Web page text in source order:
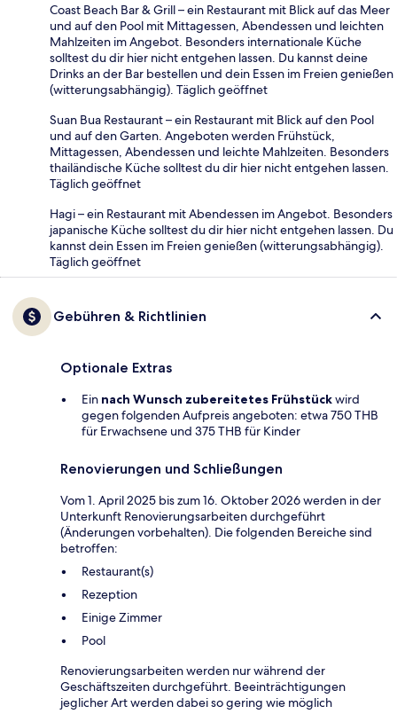
Coast Beach Bar & Grill – ein Restaurant mit Blick auf das Meer
und auf den Pool mit Mittagessen, Abendessen und leichten
Mahlzeiten im Angebot. Besonders internationale Küche
solltest du dir hier nicht entgehen lassen. Du kannst deine
Drinks an der Bar bestellen und dein Essen im Freien genießen
(witterungsabhängig). Täglich geöffnet
Suan Bua Restaurant – ein Restaurant mit Blick auf den Pool
und auf den Garten. Angeboten werden Frühstück,
Mittagessen, Abendessen und leichte Mahlzeiten. Besonders
thailändische Küche solltest du dir hier nicht entgehen lassen.
Täglich geöffnet
Hagi – ein Restaurant mit Abendessen im Angebot. Besonders
japanische Küche solltest du dir hier nicht entgehen lassen. Du
kannst dein Essen im Freien genießen (witterungsabhängig).
Täglich geöffnet
Gebühren & Richtlinien
Optionale Extras
Ein nach Wunsch zubereitetes Frühstückwird
gegen folgenden Aufpreis angeboten: etwa 750 THB
für Erwachsene und 375 THB für Kinder
Renovierungen und Schließungen
Vom 1. April 2025 bis zum 16. Oktober 2026 werden in der
Unterkunft Renovierungsarbeiten durchgeführt
(Änderungen vorbehalten). Die folgenden Bereiche sind
betroffen:
Restaurant(s)
Rezeption
Einige Zimmer
Pool
Renovierungsarbeiten werden nur während der
Geschäftszeiten durchgeführt. Beeinträchtigungen
jeglicher Art werden dabei so gering wie möglich